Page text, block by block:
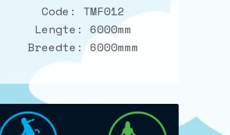
Code: TMF012
Lengte: 6000mm
Breedte: 6000mmm